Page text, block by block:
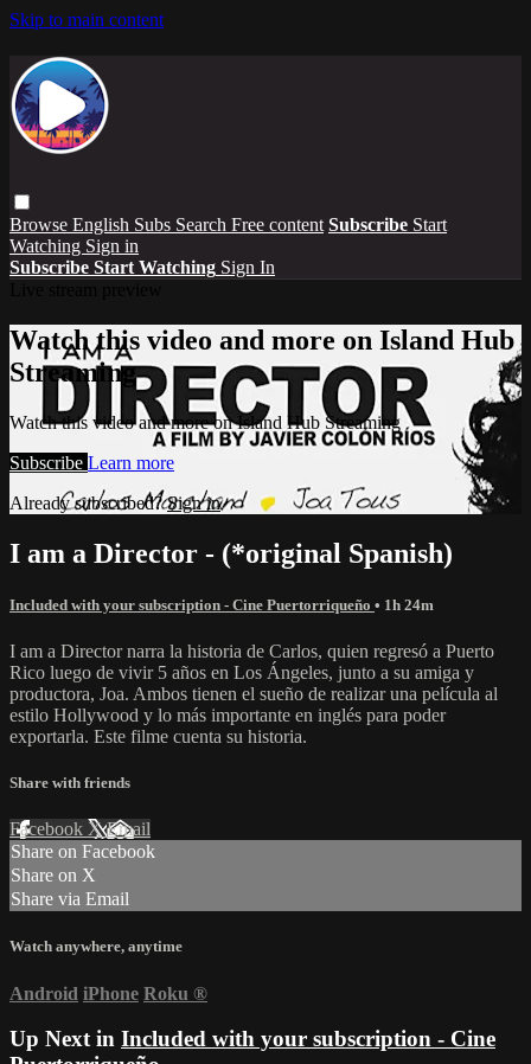
Skip to main content
Browse English Subs Search Free content Subscribe Start
Watching Sign in
Subscribe Start Watching Sign In
Watch this video and more on Island Hub
Streaming
Watch this video and more on Island Hub Streaming
Subscribe Learn more
Already subscribed?Sign in
I am a Director - (*original Spanish)
Included with your subscription - Cine Puertorriqueño • 1h 24m
I am a Director narra la historia de Carlos, quien regresó a Puerto
Rico luego de vivir 5 años en Los Ángeles, junto a su amiga y
productora, Joa. Ambos tienen el sueño de realizar una película al
estilo Hollywood y lo más importante en inglés para poder
exportarla. Este filme cuenta su historia.
Share with friends
Facebook XEmail
Share on Facebook
Share on X
Share via Email
Watch anywhere, anytime
Android iPhone Roku ®
Up Next in Included with your subscription - Cine